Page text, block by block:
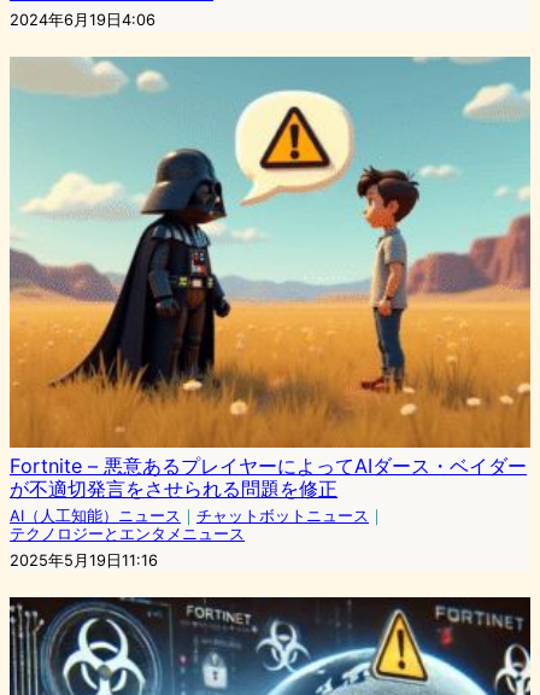
2024年6月19日4:06
Fortnite – 悪意あるプレイヤーによってAIダース・ベイダー
が不適切発言をさせられる問題を修正
AI（人工知能）ニュース ｜ チャットボットニュース ｜
テクノロジーとエンタメニュース
2025年5月19日11:16